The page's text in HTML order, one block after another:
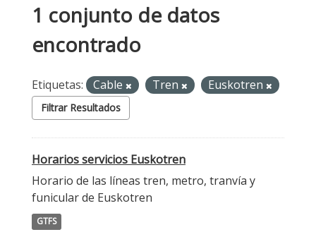
1 conjunto de datos
encontrado
Etiquetas: Cable Tren Euskotren
Filtrar Resultados
Horarios servicios Euskotren
Horario de las líneas tren, metro, tranvía y
funicular de Euskotren
GTFS